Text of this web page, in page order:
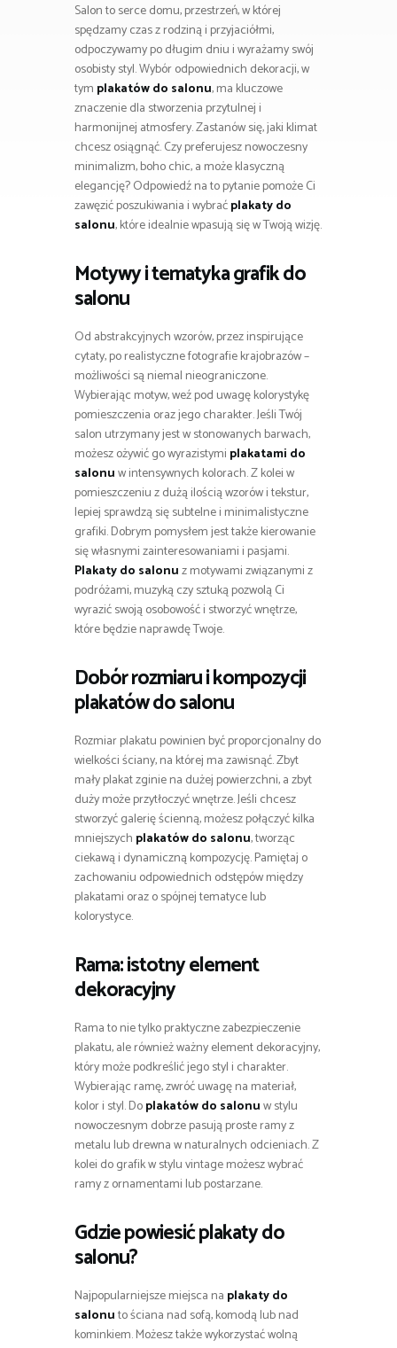
Salon to serce domu, przestrzeń, w której
spędzamy czas z rodziną i przyjaciółmi,
odpoczywamy po długim dniu i wyrażamy swój
osobisty styl. Wybór odpowiednich dekoracji, w
tym plakatów do salonu, ma kluczowe
znaczenie dla stworzenia przytulnej i
harmonijnej atmosfery. Zastanów się, jaki klimat
chcesz osiągnąć. Czy preferujesz nowoczesny
minimalizm, boho chic, a może klasyczną
elegancję? Odpowiedź na to pytanie pomoże Ci
zawęzić poszukiwania i wybraćplakaty do
salonu, które idealnie wpasują się w Twoją wizję.
Motywy i tematyka grafik do
salonu
Od abstrakcyjnych wzorów, przez inspirujące
cytaty, po realistyczne fotografie krajobrazów –
możliwości są niemal nieograniczone.
Wybierając motyw, weź pod uwagę kolorystykę
pomieszczenia oraz jego charakter. Jeśli Twój
salon utrzymany jest w stonowanych barwach,
możesz ożywić go wyrazistymi plakatami do
salonuw intensywnych kolorach. Z kolei w
pomieszczeniu z dużą ilością wzorów i tekstur,
lepiej sprawdzą się subtelne i minimalistyczne
grafiki. Dobrym pomysłem jest także kierowanie
się własnymi zainteresowaniami i pasjami.
Plakaty do salonuz motywami związanymi z
podróżami, muzyką czy sztuką pozwolą Ci
wyrazić swoją osobowość i stworzyć wnętrze,
które będzie naprawdę Twoje.
Dobór rozmiaru i kompozycji
plakatów do salonu
Rozmiar plakatu powinien być proporcjonalny do
wielkości ściany, na której ma zawisnąć. Zbyt
mały plakat zginie na dużej powierzchni, a zbyt
duży może przytłoczyć wnętrze. Jeśli chcesz
stworzyć galerię ścienną, możesz połączyć kilka
mniejszych plakatów do salonu, tworząc
ciekawą i dynamiczną kompozycję. Pamiętaj o
zachowaniu odpowiednich odstępów między
plakatami oraz o spójnej tematyce lub
kolorystyce.
Rama: istotny element
dekoracyjny
Rama to nie tylko praktyczne zabezpieczenie
plakatu, ale również ważny element dekoracyjny,
który może podkreślić jego styl i charakter.
Wybierając ramę, zwróć uwagę na materiał,
kolor i styl. Doplakatów do salonuw stylu
nowoczesnym dobrze pasują proste ramy z
metalu lub drewna w naturalnych odcieniach. Z
kolei do grafik w stylu vintage możesz wybrać
ramy z ornamentami lub postarzane.
Gdzie powiesićplakaty do
salonu?
Najpopularniejsze miejsca na plakaty do
salonuto ściana nad sofą, komodą lub nad
kominkiem. Możesz także wykorzystać wolną